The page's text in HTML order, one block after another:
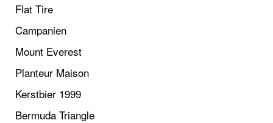
Flat Tire
Campanien
Mount Everest
Planteur Maison
Kerstbier 1999
Bermuda Triangle